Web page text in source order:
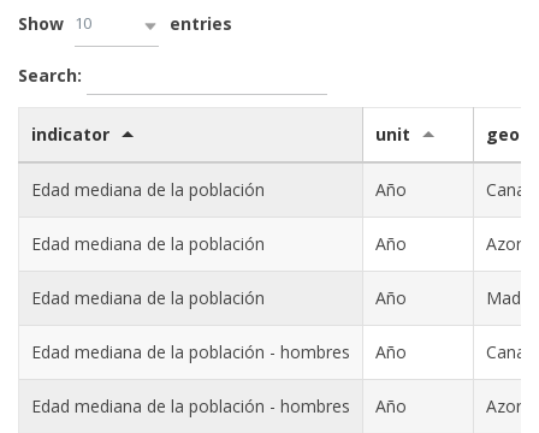
Show
10 entries
Search:
indicator unit geo
Edad mediana de la población Año
Edad mediana de la población Año Azores
Edad mediana de la población Año
Edad mediana de la población - hombres Año
Edad mediana de la población - hombres Año Azores